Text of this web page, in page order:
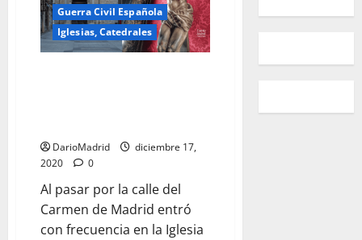
Guerra Civil Española
Iglesias, Catedrales
DarioMadrid
diciembre 17,
2020
0
Al pasar por la calle del
Carmen de Madrid entró
con frecuencia en la Iglesia